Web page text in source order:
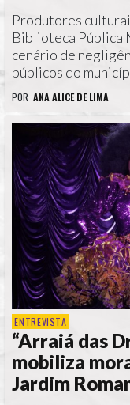
Produtores
Biblioteca Pública
cenário de
públicos do
POR ANA ALICE DE LIMA
ENTREVISTA
“Arraiá das
mobiliza
Jardim